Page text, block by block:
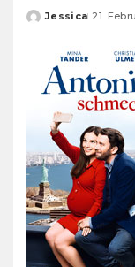
Posted
Jessica 21.